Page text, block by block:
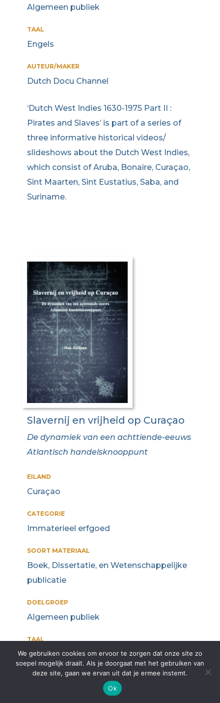
Algemeen publiek
TAAL
Engels
AUTEUR/MAKER
Dutch Docu Channel
‘Dutch West Indies 1630-1975 Part II :
Pirates and Slaves’ is part of a series of
three informative historical videos/
slideshows about the Dutch West Indies,
which consist of Aruba, Bonaire, Curaçao,
Sint Maarten, Sint Eustatius, Saba, and
Suriname.
Slavernij en vrijheid op Curaçao
De dynamiek van een achttiende-eeuws
Atlantisch handelsknooppunt
EILAND
Curaçao
CATEGORIE
Immaterieel erfgoed
SOORT MATERIAAL
Boek, Dissertatie, en Wetenschappelijke
publicatie
DOELGROEP
Algemeen publiek
TAAL
Nederlands
AUTEUR/MAKER
We gebruiken cookies om ervoor te zorgen dat onze site zo
soepel mogelijk draait. Als je doorgaat met het gebruiken van
deze site, gaan we ervan uit dat je ermee instemt.
Ok